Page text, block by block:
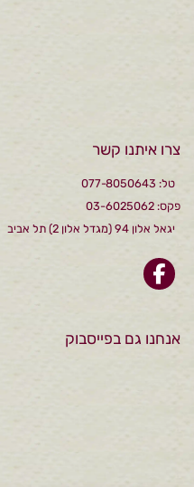
צרו איתנו קשר
טל: 077-8050643
פקס: 03-6025062
יגאל אלון 94 (מגדל אלון 2) תל אביב
אנחנו גם בפייסבוק